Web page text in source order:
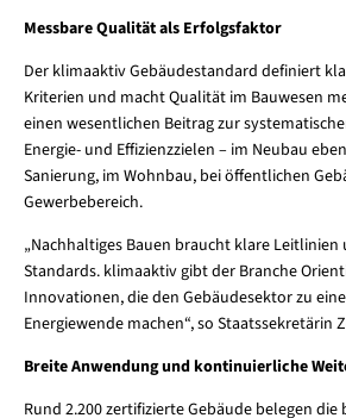
Messbare Qualität als Erfolgsfaktor
Der klimaaktiv Gebäudestandard definiert
Kriterien und macht Qualität im Bauwesen
einen wesentlichen Beitrag zur
Energie- und Effizienzzielen – im Neubau
Sanierung, im Wohnbau, bei öffentlichen
Gewerbebereich.
„Nachhaltiges Bauen braucht klare Leitlinien
Standards. klimaaktiv gibt der Branche
Innovationen, die den Gebäudesektor zu
Energiewende machen“, so Staatssekretärin
Breite Anwendung und kontinuierliche
Rund 2.200 zertifizierte Gebäude belegen